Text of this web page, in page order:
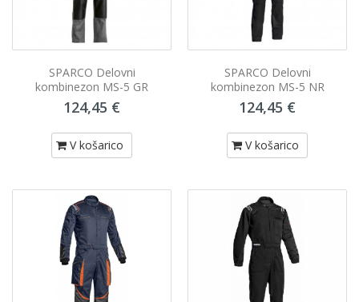
SPARCO Delovni
kombinezon MS-5 GR
124,45 €
V košarico
SPARCO Delovni
kombinezon MS-5 NR
124,45 €
V košarico